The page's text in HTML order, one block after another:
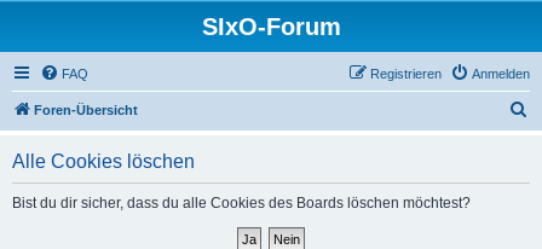
SIxO-Forum
FAQ Anmelden
Registrieren
Foren-Übersicht
Alle Cookies löschen
Bist du dir sicher, dass du alle Cookies des Boards löschen möchtest?